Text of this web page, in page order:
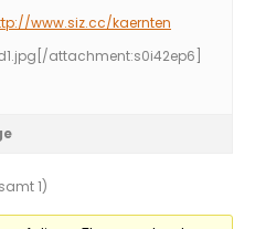
www.siz.cc/kaernten
[/attachment:s0i42ep6]
1)